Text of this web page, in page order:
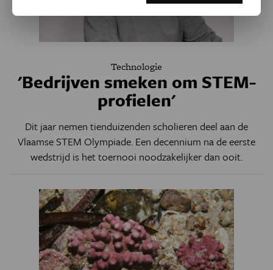
Technologie
'Bedrijven smeken om STEM-
profielen'
Dit jaar nemen tienduizenden scholieren deel aan de
Vlaamse STEM Olympiade. Een decennium na de eerste
wedstrijd is het toernooi noodzakelijker dan ooit.